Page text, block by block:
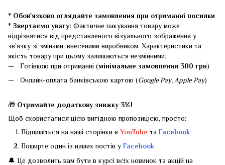
* Обов'язково оглядайте замовлення при отриманні посилки
* Звертаємо увагу: Фактичне пакування товару може
відрізнятися від представленого візуального зображення у
зв’язку зі змінами, внесеними виробником. Характеристики та
якість товару при цьому залишаються незмінними.
Готівкою при отриманні (мінімальне замовлення 300 грн)
Онлайн-оплата банківською картою (Google Pay, Apple Pay)
🎁 Отримайте додаткову знижку 3%!
Щоб скористатися цією вигідною пропозицією, просто:
Підпишіться на наші сторінки вYouTube та Facebook
Поширте один із наших постів у Facebook
🔔 Це дозволить вам бути в курсі всіх новинок та акцій на